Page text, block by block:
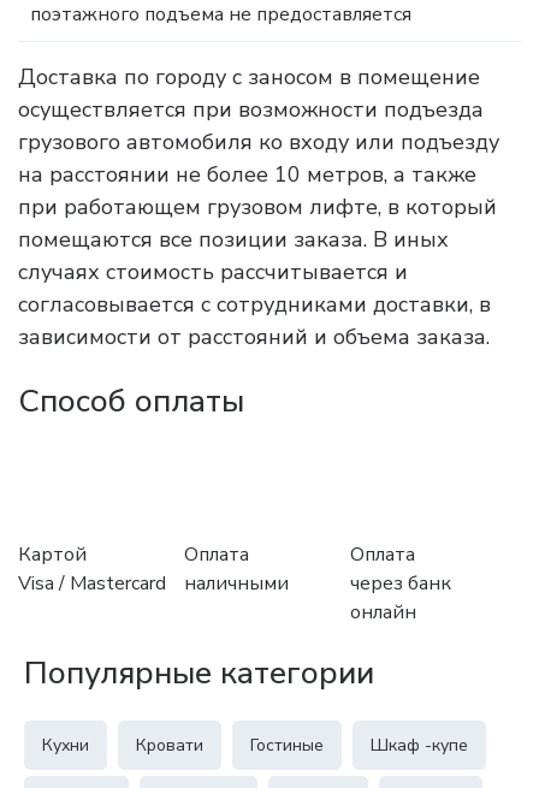
поэтажного подъема не предоставляется
Доставка по городу с заносом в помещение
осуществляется при возможности подъезда
грузового автомобиля ко входу или подъезду
на расстоянии не более 10 метров, а также
при работающем грузовом лифте, в который
помещаются все позиции заказа. В иных
случаях стоимость рассчитывается и
согласовывается с сотрудниками доставки, в
зависимости от расстояний и объема заказа.
Способ оплаты
Картой
Visa / Mastercard
Оплата
наличными
Оплата
через банк
онлайн
Популярные категории
Кухни Кровати Гостиные Шкаф -купе